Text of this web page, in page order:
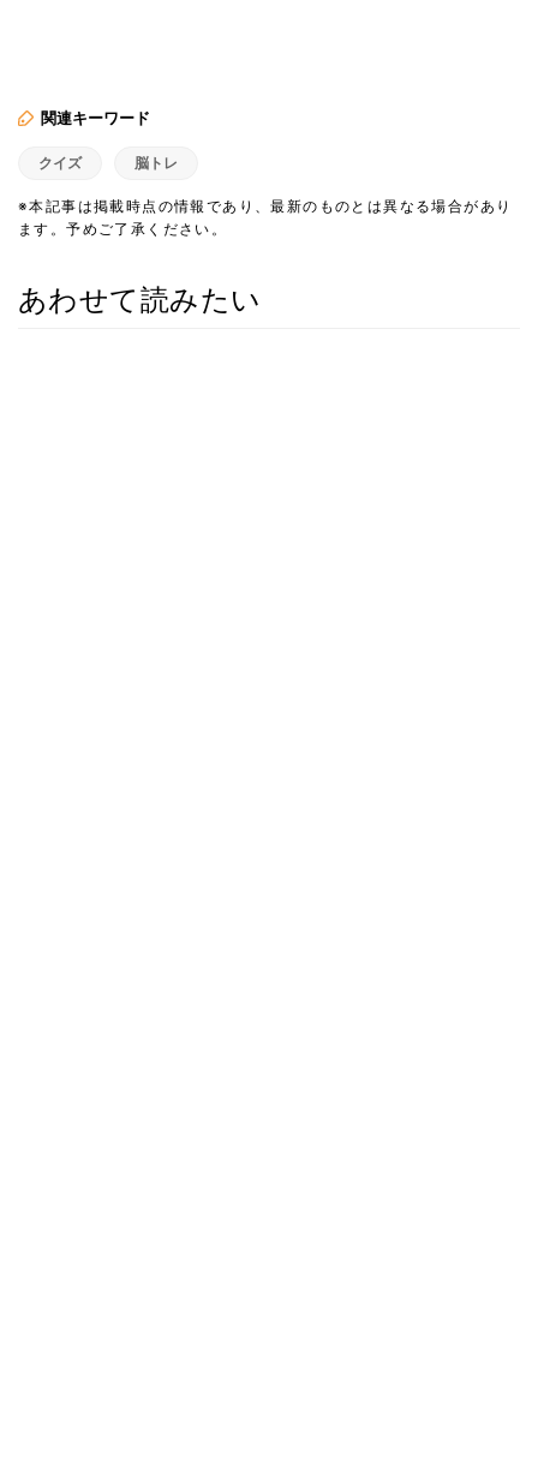
関連キーワード
クイズ 脳トレ
※本記事は掲載時点の情報であり、最新のものとは異なる場合があり
ます。予めご了承ください。
あわせて読みたい